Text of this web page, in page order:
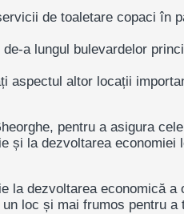
de toaletare copaci în
a lungul bulevardelor
aspectul altor locații
, pentru a asigura
și la dezvoltarea economiei
la dezvoltarea economică a
loc și mai frumos pentru